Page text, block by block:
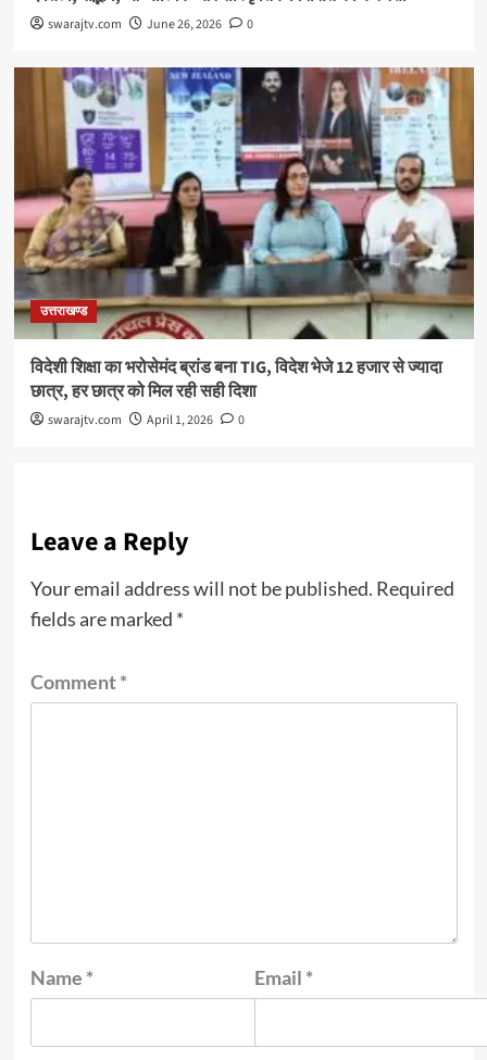
swarajtv.com June 26, 2026 0
उत्तराखण्ड
विदेशी शिक्षा का भरोसेमंद ब्रांड बना TIG, विदेश भेजे 12 हजार से ज्यादा
छात्र, हर छात्र को मिल रही सही दिशा
swarajtv.com April 1, 2026 0
Leave a Reply
Your email address will not be published. Required
fields are marked *
Comment*
Name * Email *